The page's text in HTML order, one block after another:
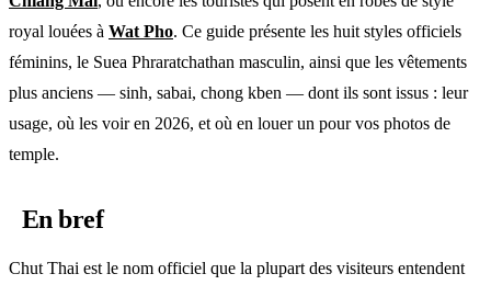
royal louées à Wat Pho. Ce guide présente les huit styles officiels
féminins, le Suea Phraratchathan masculin, ainsi que les vêtements
plus anciens — sinh, sabai, chong kben — dont ils sont issus : leur
usage, où les voir en 2026, et où en louer un pour vos photos de
temple.
En bref
Chut Thai est le nom officiel que la plupart des visiteurs entendent